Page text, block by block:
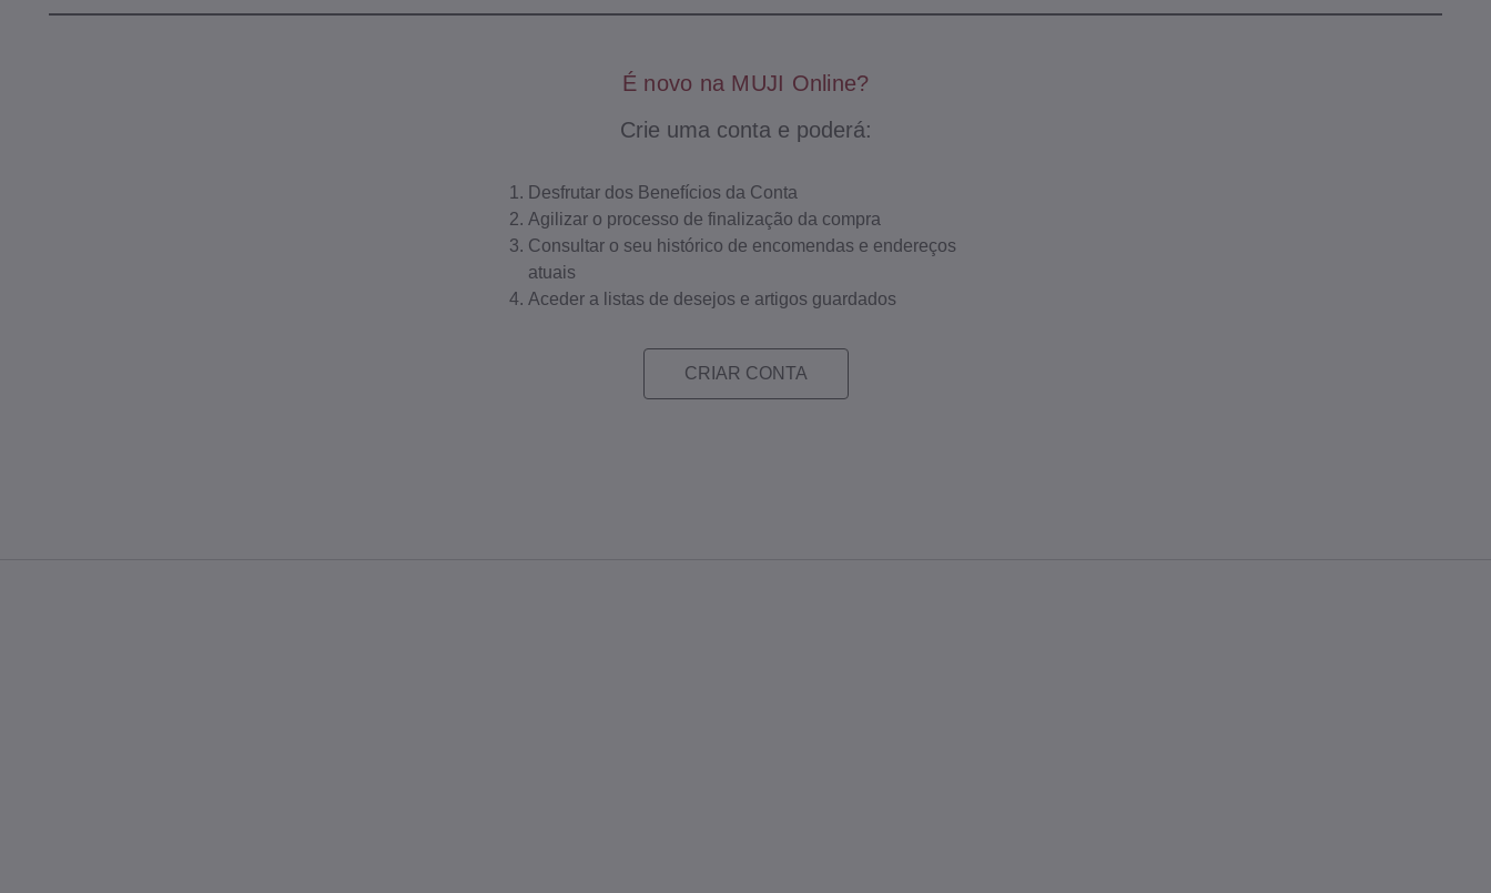
É novo na MUJI Online?
Crie uma conta e poderá:
Desfrutar dos Benefícios da Conta
Agilizar o processo de finalização da compra
Consultar o seu histórico de encomendas e endereços
atuais
Aceder a listas de desejos e artigos guardados
CRIAR CONTA